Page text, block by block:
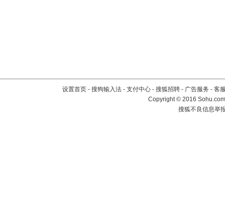
设置首页 - 搜狗输入法 - 支付中心 - 搜狐招聘 - 广告服务 - 客
Copyright©2016
搜狐不良信息举